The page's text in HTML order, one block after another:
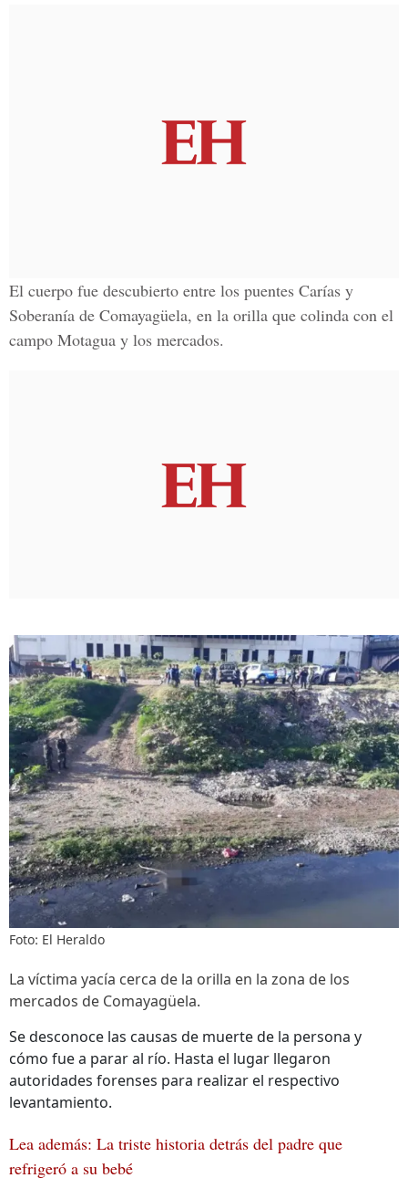
El cuerpo fue descubierto entre los puentes Carías y
Soberanía de Comayagüela, en la orilla que colinda con el
campo Motagua y los mercados.
Foto: El Heraldo
La víctima yacía cerca de la orilla en la zona de los
mercados de Comayagüela.
Se desconoce las causas de muerte de la persona y
cómo fue a parar al río. Hasta el lugar llegaron
autoridades forenses para realizar el respectivo
levantamiento.
Lea además: La triste historia detrás del padre que
refrigeró a su bebé